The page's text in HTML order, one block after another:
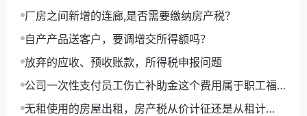
厂房之间新增的连廊,是否需要缴纳房产税？
自产产品送客户，要调增交所得额吗？
放弃的应收、预收账款，所得税申报问题
公司一次性支付员工伤亡补助金这个费用属于职工福
利只能企业所得税扣除工资的14%吗？
无租使用的房屋出租，房产税从价计征还是从租计